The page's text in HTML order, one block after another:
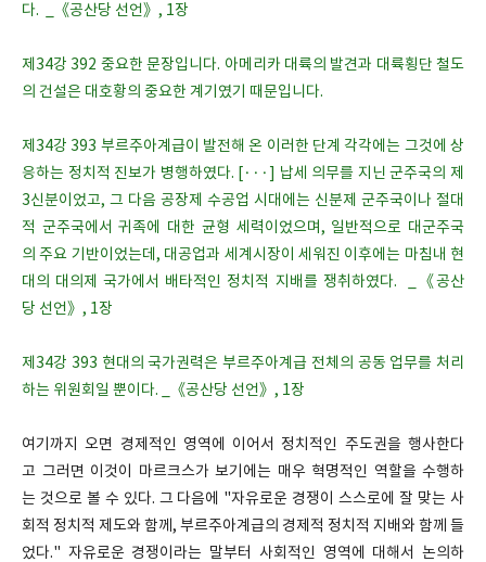
다. _《공산당 선언》, 1장
제34강 392 중요한 문장입니다. 아메리카 대륙의 발견과 대륙횡단 철도
의 건설은 대호황의 중요한 계기였기 때문입니다.
제34강 393 부르주아계급이 발전해 온 이러한 단계 각각에는 그것에 상
응하는 정치적 진보가 병행하였다. [···] 납세 의무를 지닌 군주국의 제
3신분이었고, 그 다음 공장제 수공업 시대에는 신분제 군주국이나 절대
적 군주국에서 귀족에 대한 균형 세력이었으며, 일반적으로 대군주국
의 주요 기반이었는데, 대공업과 세계시장이 세워진 이후에는 마침내 현
대의 대의제 국가에서 배타적인 정치적 지배를 쟁취하였다. _《공산
당 선언》, 1장
제34강 393 현대의 국가권력은 부르주아계급 전체의 공동 업무를 처리
하는 위원회일 뿐이다. _《공산당 선언》, 1장
여기까지 오면 경제적인 영역에 이어서 정치적인 주도권을 행사한다
고 그러면 이것이 마르크스가 보기에는 매우 혁명적인 역할을 수행하
는 것으로 볼 수 있다. 그 다음에 "자유로운 경쟁이 스스로에 잘 맞는 사
회적 정치적 제도와 함께, 부르주아계급의 경제적 정치적 지배와 함께 들
었다." 자유로운 경쟁이라는 말부터 사회적인 영역에 대해서 논의하